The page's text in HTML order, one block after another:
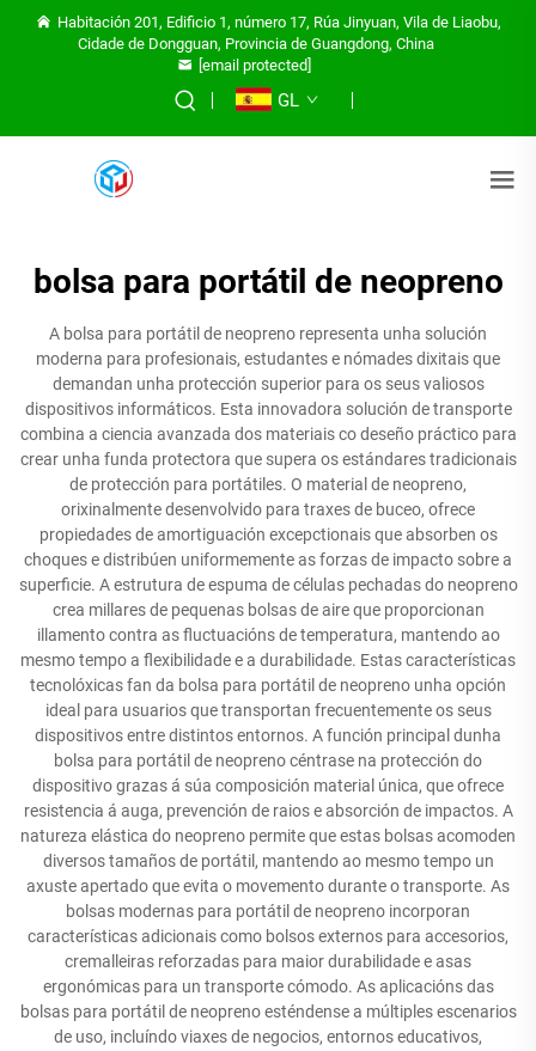
Habitación 201, Edificio 1, número 17, Rúa Jinyuan, Vila de Liaobu,
Cidade de Dongguan, Provincia de Guangdong, China
[email protected]
GL
bolsa para portátil de neopreno
A bolsa para portátil de neopreno representa unha solución
moderna para profesionais, estudantes e nómades dixitais que
demandan unha protección superior para os seus valiosos
dispositivos informáticos. Esta innovadora solución de transporte
combina a ciencia avanzada dos materiais co deseño práctico para
crear unha funda protectora que supera os estándares tradicionais
de protección para portátiles. O material de neopreno,
orixinalmente desenvolvido para traxes de buceo, ofrece
propiedades de amortiguación excepctionais que absorben os
choques e distribúen uniformemente as forzas de impacto sobre a
superficie. A estrutura de espuma de células pechadas do neopreno
crea millares de pequenas bolsas de aire que proporcionan
illamento contra as fluctuacións de temperatura, mantendo ao
mesmo tempo a flexibilidade e a durabilidade. Estas características
tecnolóxicas fan da bolsa para portátil de neopreno unha opción
ideal para usuarios que transportan frecuentemente os seus
dispositivos entre distintos entornos. A función principal dunha
bolsa para portátil de neopreno céntrase na protección do
dispositivo grazas á súa composición material única, que ofrece
resistencia á auga, prevención de raios e absorción de impactos. A
natureza elástica do neopreno permite que estas bolsas acomoden
diversos tamaños de portátil, mantendo ao mesmo tempo un
axuste apertado que evita o movemento durante o transporte. As
bolsas modernas para portátil de neopreno incorporan
características adicionais como bolsos externos para accesorios,
cremalleiras reforzadas para maior durabilidade e asas
ergonómicas para un transporte cómodo. As aplicacións das
bolsas para portátil de neopreno esténdense a múltiples escenarios
de uso, incluíndo viaxes de negocios, entornos educativos,